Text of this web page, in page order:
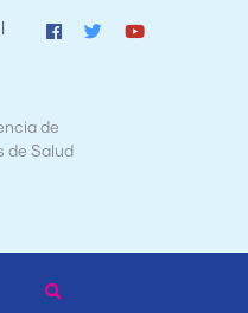
de Mortalidad Materna en